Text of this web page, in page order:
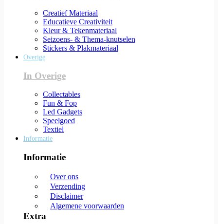
Creatief Materiaal
Educatieve Creativiteit
Kleur & Tekenmateriaal
Seizoens- & Thema-knutselen
Stickers & Plakmateriaal
Overige
In Overige
Collectables
Fun & Fop
Led Gadgets
Speelgoed
Textiel
Informatie
Informatie
Over ons
Verzending
Disclaimer
Algemene voorwaarden
Extra